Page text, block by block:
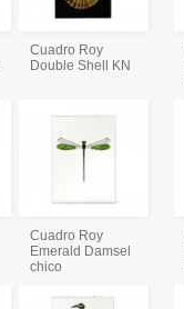
Cuadro Roy
Double Shell KN
Cuadro Roy
Emerald Damsel
chico